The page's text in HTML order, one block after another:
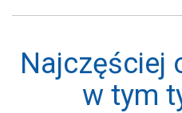
Najczęściej
w tym